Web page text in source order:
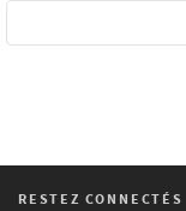
RESTEZ CONNECTÉS